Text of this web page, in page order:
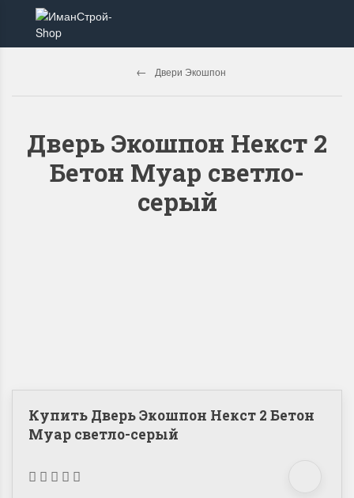
Двери Экошпон
Дверь Экошпон Некст 2
Бетон Муар светло-
серый
Купить Дверь Экошпон Некст 2 Бетон
Муар светло-серый